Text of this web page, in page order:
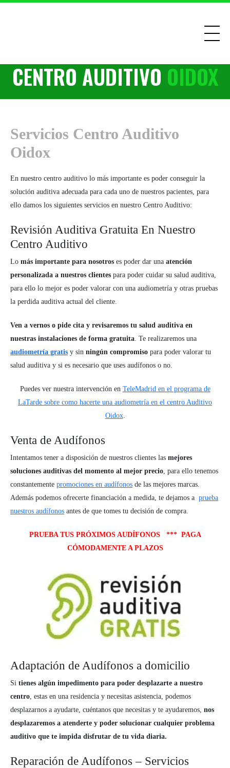
CENTRO AUDITIVO OIDOX
Servicios Centro Auditivo
Oidox
En nuestro centro auditivo lo más importante es poder conseguir la
solución auditiva adecuada para cada uno de nuestros pacientes, para
ello damos los siguientes servicios en nuestro Centro Auditivo:
Revisión Auditiva Gratuita En Nuestro
Centro Auditivo
Lo más importante para nosotros es poder dar una atención
personalizada a nuestros clientes para poder cuidar su salud auditiva,
para ello lo mejor es poder valorar con una audiometría y otras pruebas
la perdida auditiva actual del cliente.
Ven a vernos o pide cita y revisaremos tu salud auditiva en
nuestras instalaciones de forma gratuita. Te realizaremos una
audiometría gratis y sin ningún compromiso para poder valorar tu
salud auditiva y si es necesario que uses audífonos o no.
Puedes ver nuestra intervención en TeleMadrid en el programa de
LaTarde sobre como hacerte una audiometría en el centro Auditivo
Oidox.
Venta de Audífonos
Intentamos tener a disposición de nuestros clientes las mejores
soluciones auditivas del momento al mejor precio, para ello tenemos
constantemente promociones en audífonos de las mejores marcas.
Además podemos ofrecerte financiación a medida, te dejamos a prueba
nuestros audífonos antes de que tomes tu decisión de compra.
PRUEBA TUS PRÓXIMOS AUDÍFONOS *** PAGA
CÓMODAMENTE A PLAZOS
Adaptación de Audífonos a domicilio
Si tienes algún impedimento para poder desplazarte a nuestro
centro, estas en una residencia y necesitas asistencia, podemos
desplazarnos a ayudarte, cuéntanos que necesitas y te ayudaremos, nos
desplazaremos a atenderte y poder solucionar cualquier problema
auditivo que te impida disfrutar de tu vida diaria.
Reparación de Audífonos – Servicios